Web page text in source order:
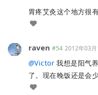
胃疼艾灸这个地方很
raven #54 2012年03月
@Victor我想是阳气
了。现在晚饭还是会